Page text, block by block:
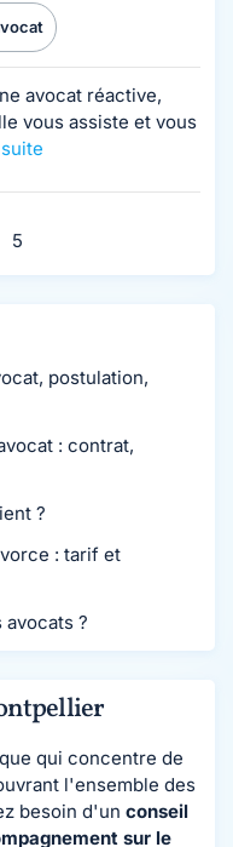
avocat réactive,
vous assiste et vous
5
postulation,
: contrat,
?
: tarif et
?
qui concentre de
l'ensemble des
besoin d'un conseil
sur le